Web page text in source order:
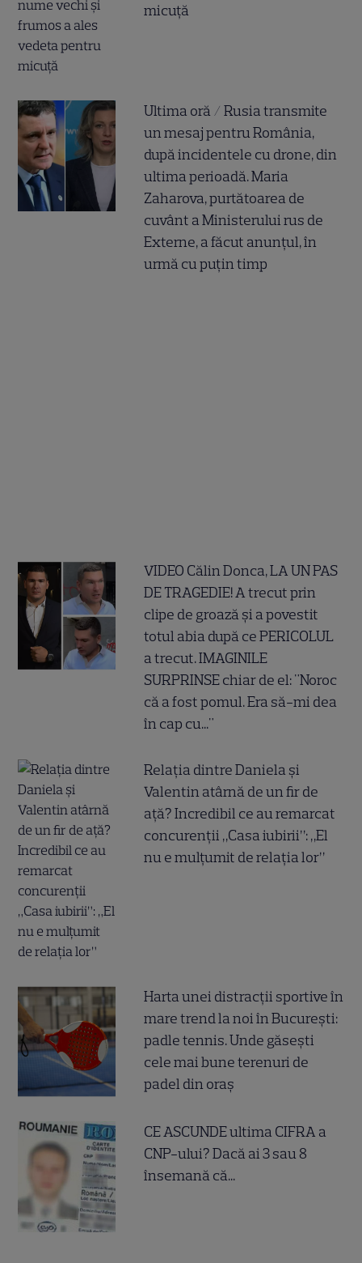
micuță
Ultima oră / Rusia transmite
un mesaj pentru România,
după incidentele cu drone, din
ultima perioadă. Maria
Zaharova, purtătoarea de
cuvânt a Ministerului rus de
Externe, a făcut anunțul, în
urmă cu puțin timp
VIDEO Călin Donca, LA UN PAS
DE TRAGEDIE! A trecut prin
clipe de groază și a povestit
totul abia după ce PERICOLUL
a trecut. IMAGINILE
SURPRINSE chiar de el: "Noroc
că a fost pomul. Era să-mi dea
în cap cu..."
Relația dintre Daniela și
Valentin atârnă de un fir de
ață? Incredibil ce au remarcat
concurenții „Casa iubirii”: „El
nu e mulțumit de relația lor”
Harta unei distracții sportive în
mare trend la noi în București:
padle tennis. Unde găsești
cele mai bune terenuri de
padel din oraș
CE ASCUNDE ultima CIFRA a
CNP-ului? Dacă ai 3 sau 8
însemană că...